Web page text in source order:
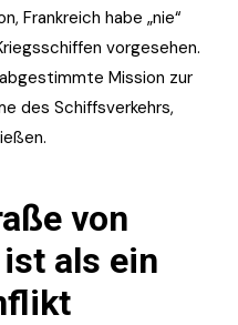
Frankreich habe „nie“
vorgesehen.
Mission zur
des Schiffsverkehrs,
von
als ein